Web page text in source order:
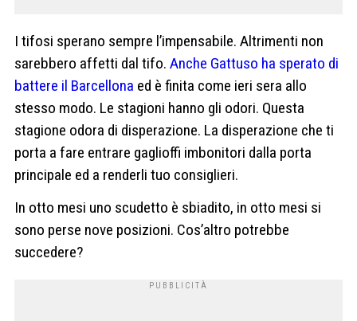
I tifosi sperano sempre l’impensabile. Altrimenti non
sarebbero affetti dal tifo. Anche Gattuso ha sperato di
battere il Barcellona ed è finita come ieri sera allo
stesso modo. Le stagioni hanno gli odori. Questa
stagione odora di disperazione. La disperazione che ti
porta a fare entrare gaglioffi imbonitori dalla porta
principale ed a renderli tuo consiglieri.
In otto mesi uno scudetto è sbiadito, in otto mesi si
sono perse nove posizioni. Cos’altro potrebbe
succedere?